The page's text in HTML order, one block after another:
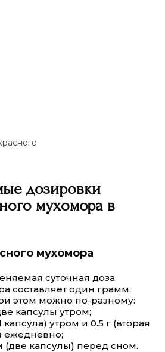
дозировки
мухомора в
мухомора
суточная доза
составляет один грамм.
этом можно по-разному:
капсулы утром;
утром и 0.5 г (вторая
ежедневно;
(две капсулы) перед сном.